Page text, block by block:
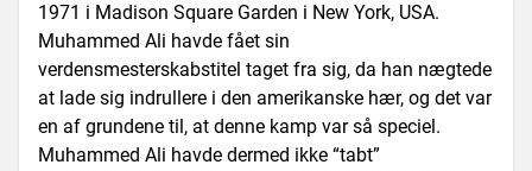
1971 i Madison Square Garden i New York, USA.
Muhammed Ali havde fået sin
verdensmesterskabstitel taget fra sig, da han nægtede
at lade sig indrullere i den amerikanske hær, og det var
en af grundene til, at denne kamp var så speciel.
Muhammed Ali havde dermed ikke “tabt”